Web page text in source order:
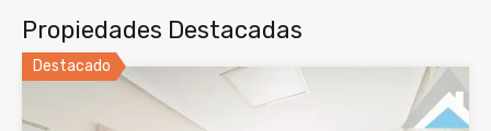
Propiedades Destacadas
Destacado